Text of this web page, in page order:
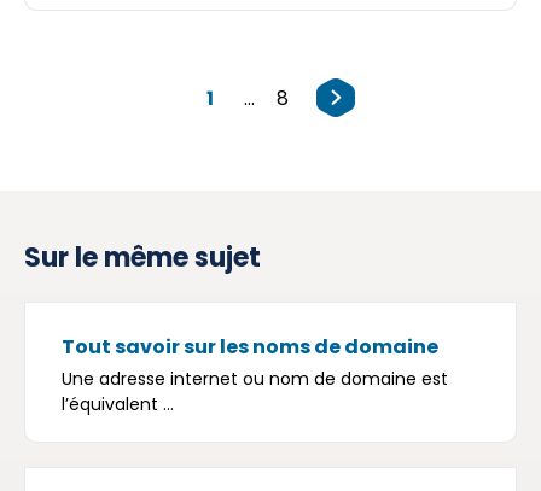
1 ... 8
Sur le même sujet
Tout savoir sur les noms de domaine
Une adresse internet ou nom de domaine est
l’équivalent ...